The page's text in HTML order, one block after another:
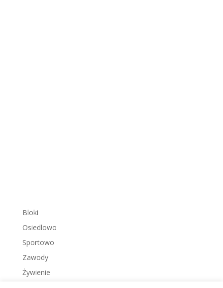
Bloki
Osiedlowo
Sportowo
Zawody
Żywienie